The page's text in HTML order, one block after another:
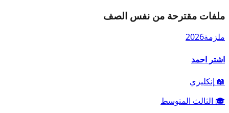
ملفات مقترحة من نفس الصف
ملزمة2026
اشتر احمد
📖 إنكليزي
🎓 الثالث المتوسط